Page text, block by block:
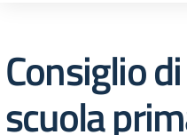
Consiglio
scuola